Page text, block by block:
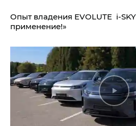
Опыт владения EVOLUTE
применение!»